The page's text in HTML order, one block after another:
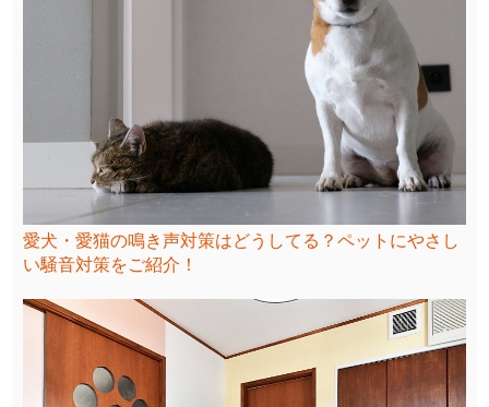
愛犬・愛猫の鳴き声対策はどうしてる？ペットにやさし
い騒音対策をご紹介！